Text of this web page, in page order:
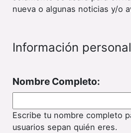
nueva o algunas noticias y/o
Información personal
Nombre Completo:
Escribe tu nombre completo
usuarios sepan quién eres.